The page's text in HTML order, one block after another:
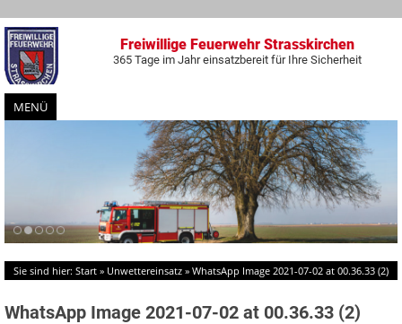
Freiwillige Feuerwehr Strasskirchen
365 Tage im Jahr einsatzbereit für Ihre Sicherheit
MENÜ
Zum
Inhalt
springen
Sie sind hier: Start » Unwettereinsatz » WhatsApp Image 2021-07-02 at 00.36.33 (2)
WhatsApp Image 2021-07-02 at 00.36.33 (2)